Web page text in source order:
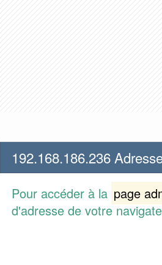
192.168.186.236
Pour accéder à la page
d'adresse de votre